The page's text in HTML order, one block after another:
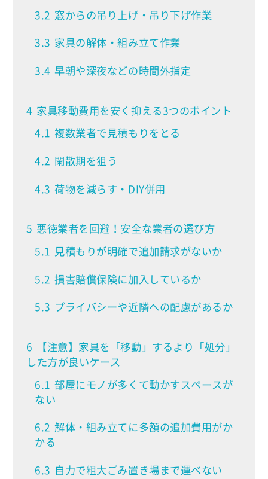
3.2 窓からの吊り上げ・吊り下げ作業
3.3 家具の解体・組み立て作業
3.4 早朝や深夜などの時間外指定
4 家具移動費用を安く抑える3つのポイント
4.1 複数業者で見積もりをとる
4.2 閑散期を狙う
4.3 荷物を減らす・DIY併用
5 悪徳業者を回避！安全な業者の選び方
5.1 見積もりが明確で追加請求がないか
5.2 損害賠償保険に加入しているか
5.3 プライバシーや近隣への配慮があるか
6
【注意】家具を「移動」するより「処分」
した方が良いケース
6.1 部屋にモノが多くて動かすスペースが
ない
6.2 解体・組み立てに多額の追加費用がか
かる
6.3 自力で粗大ごみ置き場まで運べない